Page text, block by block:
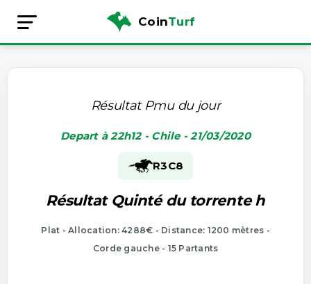
CoinTurf
Résultat Pmu du jour
Depart à 22h12 - Chile - 21/03/2020
R3C8
Résultat Quinté du torrente h
Plat - Allocation: 4288€ - Distance: 1200 mètres -
Corde gauche - 15 Partants